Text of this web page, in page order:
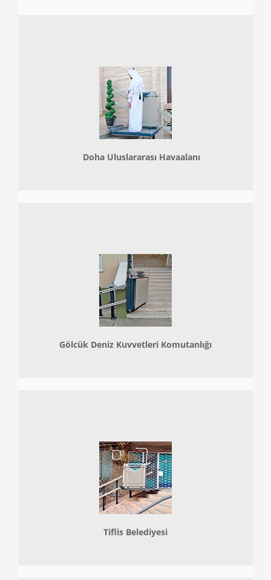
Doha Uluslararası Havaalanı
Gölcük Deniz Kuvvetleri Komutanlığı
Tiflis Belediyesi